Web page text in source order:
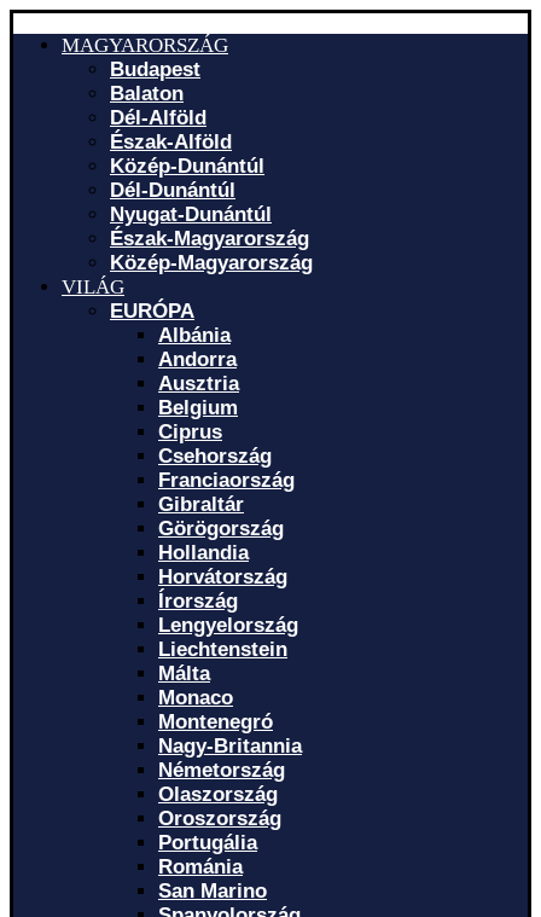
MAGYARORSZÁG
Budapest
Balaton
Dél-Alföld
Észak-Alföld
Közép-Dunántúl
Dél-Dunántúl
Nyugat-Dunántúl
Észak-Magyarország
Közép-Magyarország
VILÁG
EURÓPA
Albánia
Andorra
Ausztria
Belgium
Ciprus
Csehország
Franciaország
Gibraltár
Görögország
Hollandia
Horvátország
Írország
Lengyelország
Liechtenstein
Málta
Monaco
Montenegró
Nagy-Britannia
Németország
Olaszország
Oroszország
Portugália
Románia
San Marino